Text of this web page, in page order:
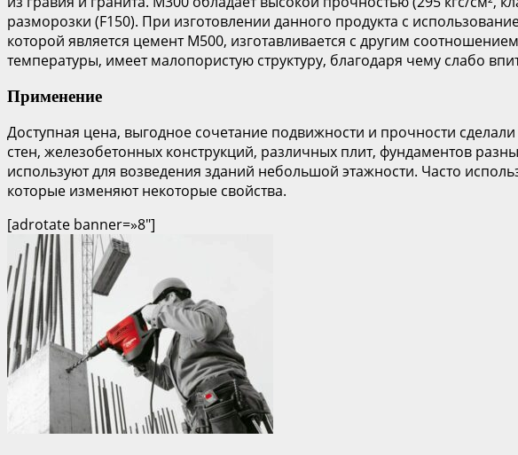
разморозки (F150). При изготовлении данного продукта с
которой является цемент М500, изготавливается с другим
температуры, имеет малопористую структуру, благодаря чему слабо
Применение
Доступная цена, выгодное сочетание подвижности и прочности
стен, железобетонных конструкций, различных плит, фундаментов
используют для возведения зданий небольшой этажности. Часто
которые изменяют некоторые свойства.
[adrotate banner=»8″]